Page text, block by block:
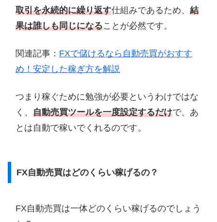
取引を永続的に繰り返す仕組みであるため、 結
果は誰しも同じになることが必然です。
関連記事： FXで儲けるなら自動売買がおすす
め！安定した稼ぎ方を解説
つまり稼ぐために勉強が必要というわけではな
く、 自動売買ツールを一度設定するだけで、あ
とは自動で稼いでくれるのです。
FX自動売買はどのくらい稼げるの？
FX自動売買は一体どのくらい稼げるのでしょう